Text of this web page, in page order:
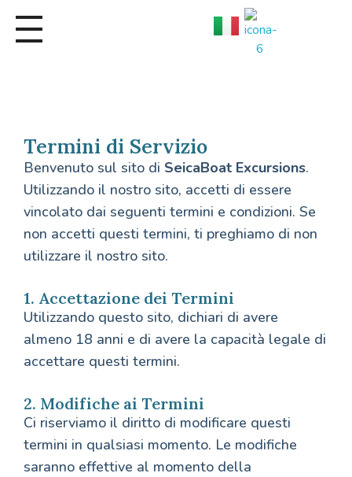
Termini di Servizio
Benvenuto sul sito di SeicaBoat Excursions.
Utilizzando il nostro sito, accetti di essere
vincolato dai seguenti termini e condizioni. Se
non accetti questi termini, ti preghiamo di non
utilizzare il nostro sito.
1. Accettazione dei Termini
Utilizzando questo sito, dichiari di avere
almeno 18 anni e di avere la capacità legale di
accettare questi termini.
2. Modifiche ai Termini
Ci riserviamo il diritto di modificare questi
termini in qualsiasi momento. Le modifiche
saranno effettive al momento della